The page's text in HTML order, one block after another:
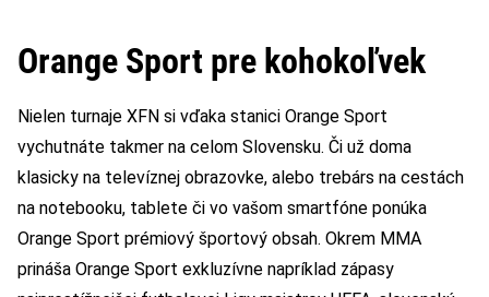
Orange Sport pre kohokoľvek
Nielen turnaje XFN si vďaka stanici Orange Sport
vychutnáte takmer na celom Slovensku. Či už doma
klasicky na televíznej obrazovke, alebo trebárs na cestách
na notebooku, tablete či vo vašom smartfóne ponúka
Orange Sport prémiový športový obsah. Okrem MMA
prináša Orange Sport exkluzívne napríklad zápasy